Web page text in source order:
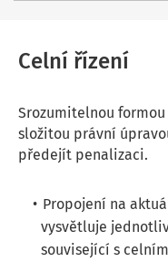
Celní řízení
Srozumitelnou
složitou právní
předejít penalizaci.
Propojení na
vysvětluje
související s